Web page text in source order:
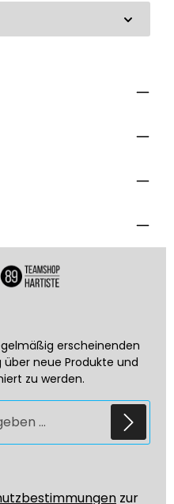
erscheinenden
neue Produkte und
zu werden.
zur